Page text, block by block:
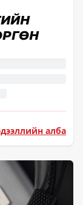
алба